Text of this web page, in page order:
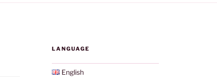
LANGUAGE
English